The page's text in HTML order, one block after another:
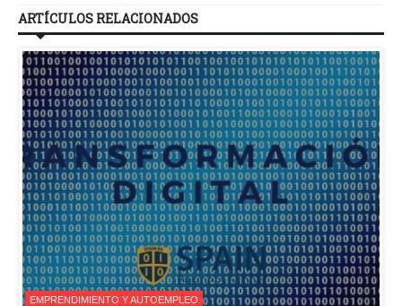
ARTÍCULOS RELACIONADOS
EMPRENDIMIENTO Y AUTOEMPLEO